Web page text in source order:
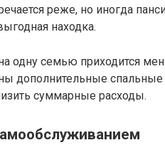
реже, но иногда
находка.
одну семью приходится
дополнительные
суммарные расходы.